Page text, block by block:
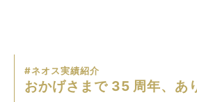
#ネオス実績紹介
おかげさまで 35 周年、あ